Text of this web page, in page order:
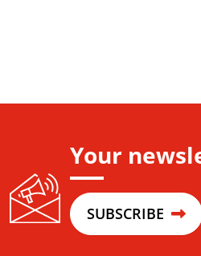
Your
SUBSCRIBE